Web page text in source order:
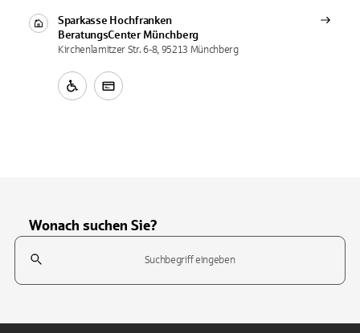
Sparkasse Hochfranken
BeratungsCenter Münchberg
Kirchenlamitzer Str. 6-8, 95213 Münchberg
Wonach suchen Sie?
Suchfeld